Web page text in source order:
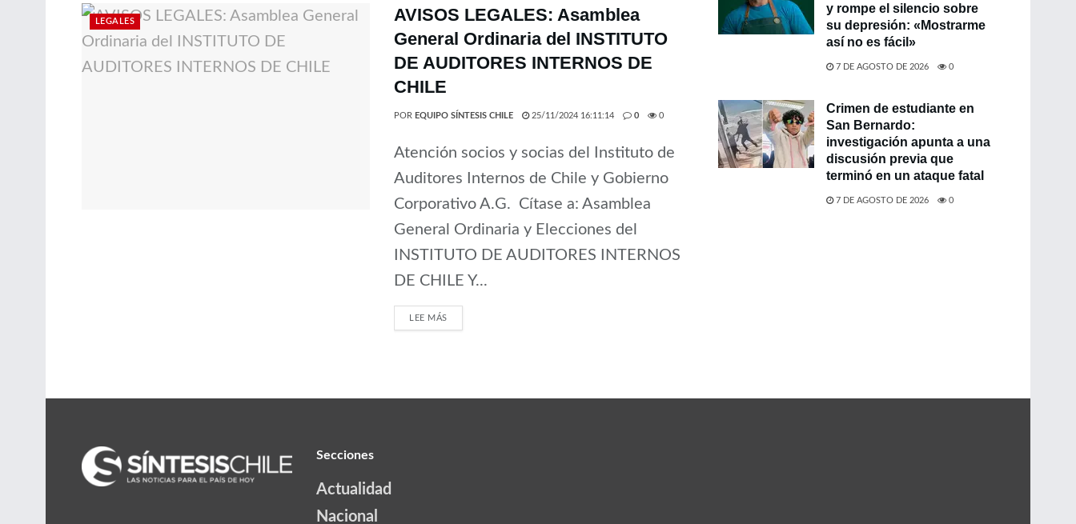
LEGALES
AVISOS LEGALES: Asamblea
General Ordinaria del INSTITUTO
DE AUDITORES INTERNOS DE
CHILE
POR EQUIPO SÍNTESIS CHILE 25/11/2024 16:11:14 0 0
Atención socios y socias del Instituto de
Auditores Internos de Chile y Gobierno
Corporativo A.G. Cítase a: Asamblea
General Ordinaria y Elecciones del
INSTITUTO DE AUDITORES INTERNOS
DE CHILE Y...
LEE MÁS
y rompe el silencio sobre
su depresión: «Mostrarme
así no es fácil»
7 DE AGOSTO DE 2026 0
Crimen de estudiante en
San Bernardo:
investigación apunta a una
discusión previa que
terminó en un ataque fatal
7 DE AGOSTO DE 2026 0
Secciones
Actualidad
Nacional